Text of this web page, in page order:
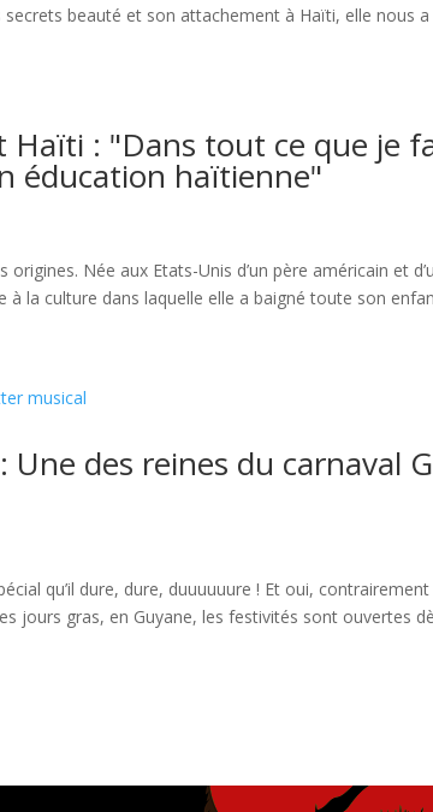
beauté et son attachement à Haïti, elle nous
Haïti : "Dans tout ce que je
éducation haïtienne"
origines. Née aux Etats-Unis d’un père américain et
à la culture dans laquelle elle a baigné toute son
Une des reines du carnaval
qu’il dure, dure, duuuuuure ! Et oui,
jours gras, en Guyane, les festivités sont ouvertes